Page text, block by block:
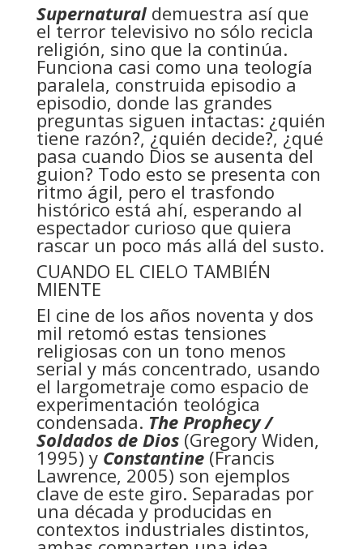
Supernatural demuestra así que
el terror televisivo no sólo recicla
religión, sino que la continúa.
Funciona casi como una teología
paralela, construida episodio a
episodio, donde las grandes
preguntas siguen intactas: ¿quién
tiene razón?, ¿quién decide?, ¿qué
pasa cuando Dios se ausenta del
guion? Todo esto se presenta con
ritmo ágil, pero el trasfondo
histórico está ahí, esperando al
espectador curioso que quiera
rascar un poco más allá del susto.
CUANDO EL CIELO TAMBIÉN
MIENTE
El cine de los años noventa y dos
mil retomó estas tensiones
religiosas con un tono menos
serial y más concentrado, usando
el largometraje como espacio de
experimentación teológica
condensada. The Prophecy /
Soldados de Dios(Gregory Widen,
1995) y Constantine(Francis
Lawrence, 2005) son ejemplos
clave de este giro. Separadas por
una década y producidas en
contextos industriales distintos,